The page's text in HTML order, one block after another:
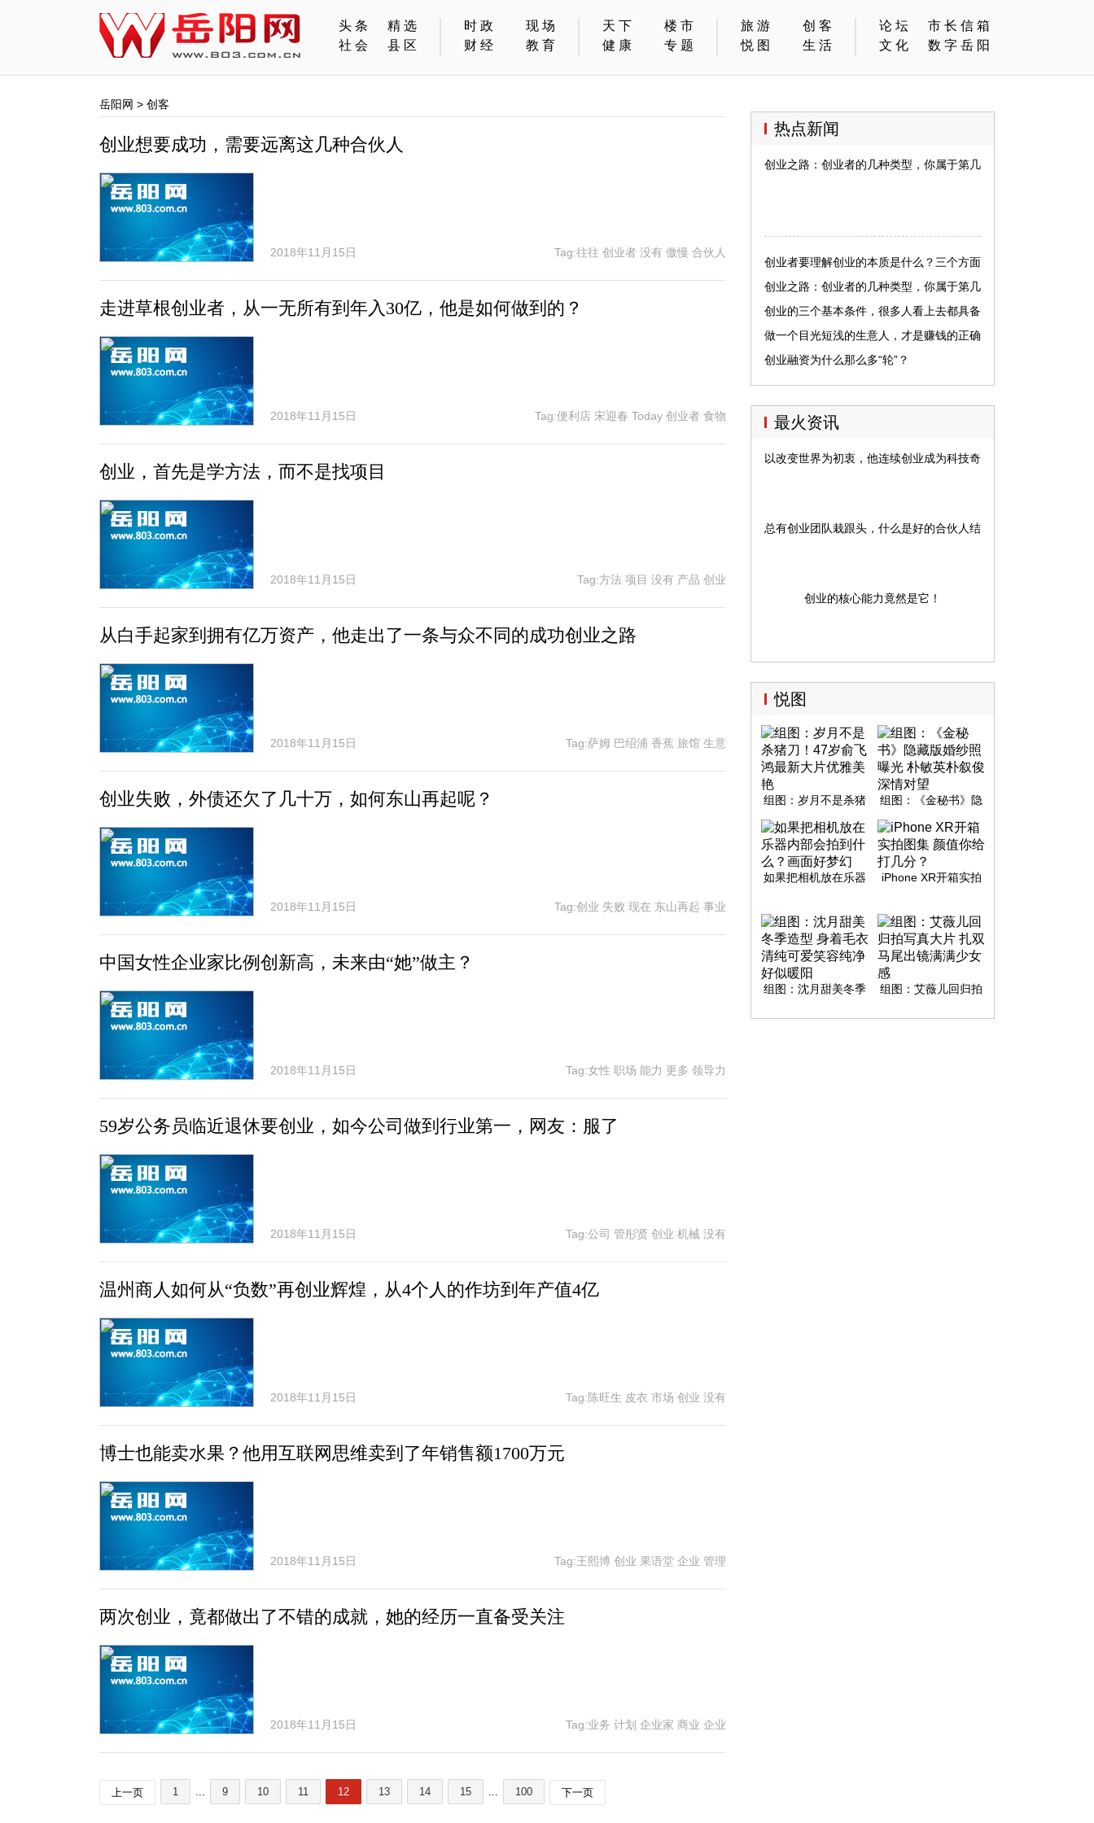
头条
精选
社会
县区
时政
现场
财经
教育
天下
楼市
健康
专题
旅游
创客
悦图
生活
论坛
市长信箱
文化
数字岳阳
岳阳网 > 创客
创业想要成功，需要远离这几种合伙人
2018年11月15日 Tag:往往 创业者 没有 傲慢 合伙人
走进草根创业者，从一无所有到年入30亿，他是如何做到的？
2018年11月15日 Tag:便利店 宋迎春 Today 创业者 食物
创业，首先是学方法，而不是找项目
2018年11月15日 Tag:方法 项目 没有 产品 创业
从白手起家到拥有亿万资产，他走出了一条与众不同的成功创业之路
2018年11月15日 Tag:萨姆 巴绍浦 香蕉 旅馆 生意
创业失败，外债还欠了几十万，如何东山再起呢？
2018年11月15日 Tag:创业 失败 现在 东山再起 事业
中国女性企业家比例创新高，未来由“她”做主？
2018年11月15日 Tag:女性 职场 能力 更多 领导力
59岁公务员临近退休要创业，如今公司做到行业第一，网友：服了
2018年11月15日 Tag:公司 管彤贤 创业 机械 没有
温州商人如何从“负数”再创业辉煌，从4个人的作坊到年产值4亿
2018年11月15日 Tag:陈旺生 皮衣 市场 创业 没有
博士也能卖水果？他用互联网思维卖到了年销售额1700万元
2018年11月15日 Tag:王熙博 创业 果语堂 企业 管理
两次创业，竟都做出了不错的成就，她的经历一直备受关注
2018年11月15日 Tag:业务 计划 企业家 商业 企业
上一页 1 ... 9 10 11 12 13 14 15 ... 100 下一页
热点新闻
创业之路：创业者的几种类型，你属于第几种？
创业者要理解创业的本质是什么？三个方面
创业之路：创业者的几种类型，你属于第几
种？
创业的三个基本条件，很多人看上去都具备
了，实则不然
做一个目光短浅的生意人，才是赚钱的正确
人生
创业融资为什么那么多“轮”？
最火资讯
以改变世界为初衷，他连续创业成为科技奇才
总有创业团队栽跟头，什么是好的合伙人结构？
创业的核心能力竟然是它！
悦图
组图：岁月不是杀猪
大片优雅美艳
组图：《金秘书》隐
英朴叙俊深情对望
如果把相机放在乐器
iPhone XR开箱实拍
组图：沈月甜美冬季
组图：艾薇儿回归拍